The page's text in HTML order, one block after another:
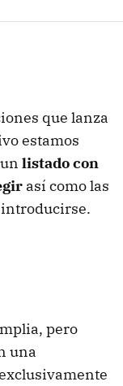
que lanza
estamos
listado con
así como las
pero
una